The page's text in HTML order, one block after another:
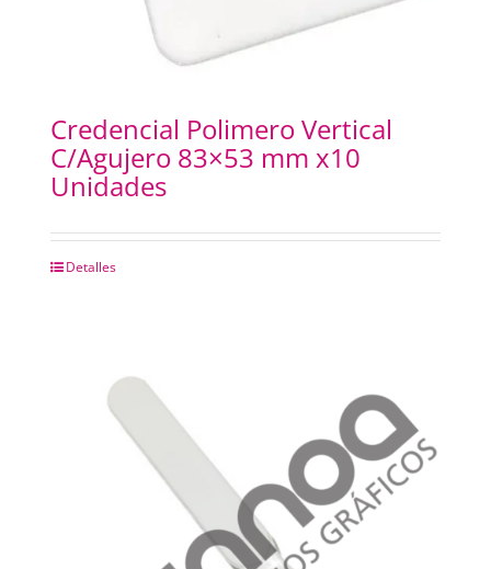
Credencial Polimero Vertical
C/Agujero 83×53 mm x10
Unidades
Detalles